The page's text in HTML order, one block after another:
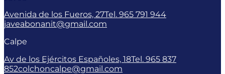
Avenida de los Fueros, 27Tel. 965 791 944
javeabonanit@gmail.com
Calpe
Av de los Ejércitos Españoles, 18Tel. 965 837
852colchoncalpe@gmail.com